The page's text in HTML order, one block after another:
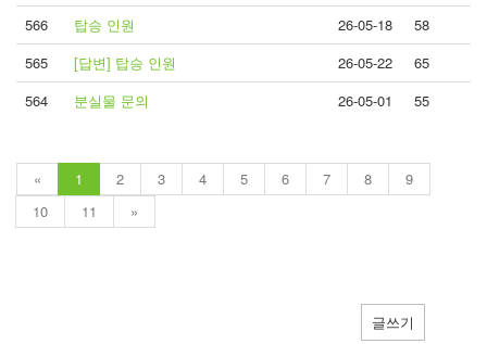
566
탑승 인원 26-05-18
58
565
[답변] 탑승 인원 26-05-22
65
564
분실물 문의 26-05-01 55
« 1 2 3 4 5 6 7 8
9
10
11 »
글쓰기